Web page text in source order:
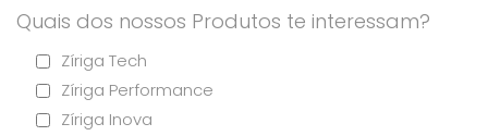
Quais dos nossos Produtos te interessam?
Zíriga Tech
Zíriga Performance
Zíriga Inova